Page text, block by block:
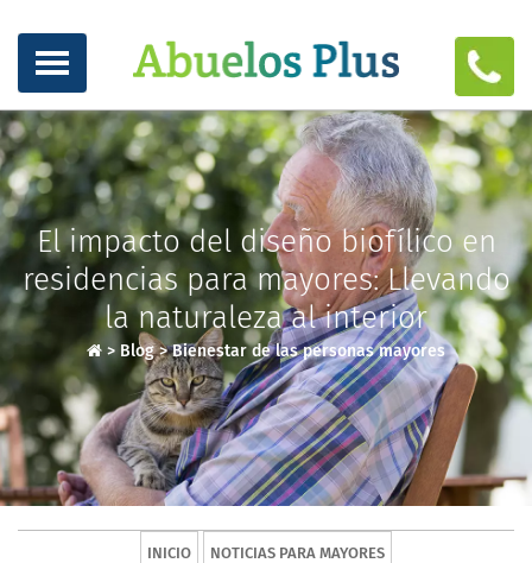
El impacto del diseño biofílico en
residencias para mayores: Llevando
la naturaleza al interior
> Blog>Bienestar de las personas mayores
INICIO NOTICIAS PARA MAYORES